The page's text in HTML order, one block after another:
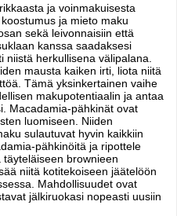
ja voinmakuisesta
ja mieto maku
sekä leivonnaisiin että
kanssa saadaksesi
herkullisena välipalana.
mausta kaiken irti, liota niitä
Tämä yksinkertainen vaihe
makupotentiaalin ja antaa
Macadamia-pähkinät ovat
luomiseen. Niiden
sulautuvat hyvin kaikkiin
pähkinöitä ja ripottele
brownieen
niitä kotitekoiseen jäätelöön
Mahdollisuudet ovat
jälkiruokasi nopeasti uusiin